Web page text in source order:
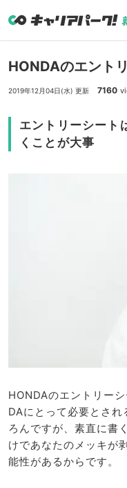
HONDAのエント
2019年12月04日(水) 更新 7160
エントリーシート
くことが大事
HONDAのエントリー
DAにとって必要とさ
ろんですが、素直に書
けであなたのメッキが
能性があるからです。